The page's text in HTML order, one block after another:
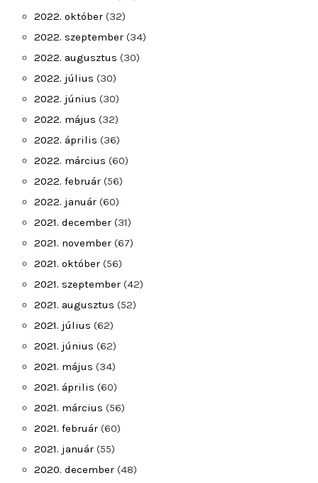
2022. október (32)
2022. szeptember (34)
2022. augusztus (30)
2022. július (30)
2022. június (30)
2022. május (32)
2022. április (36)
2022. március (60)
2022. február (56)
2022. január (60)
2021. december (31)
2021. november (67)
2021. október (56)
2021. szeptember (42)
2021. augusztus (52)
2021. július (62)
2021. június (62)
2021. május (34)
2021. április (60)
2021. március (56)
2021. február (60)
2021. január (55)
2020. december (48)